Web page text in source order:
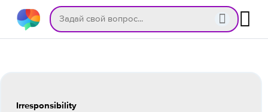
Irresponsibility